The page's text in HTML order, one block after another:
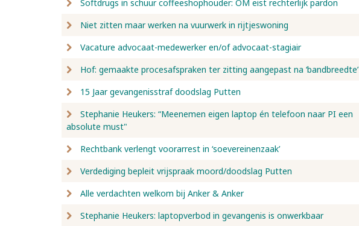
Softdrugs in schuur coffeeshophouder: OM eist rechterlijk pardon
Niet zitten maar werken na vuurwerk in rijtjeswoning
Vacature advocaat-medewerker en/of advocaat-stagiair
Hof: gemaakte procesafspraken ter zitting aangepast na ‘bandbreedte’
15 Jaar gevangenisstraf doodslag Putten
Stephanie Heukers: “Meenemen eigen laptop én telefoon naar PI een
absolute must"
Rechtbank verlengt voorarrest in ‘soevereinenzaak’
Verdediging bepleit vrijspraak moord/doodslag Putten
Alle verdachten welkom bij Anker & Anker
Stephanie Heukers: laptopverbod in gevangenis is onwerkbaar